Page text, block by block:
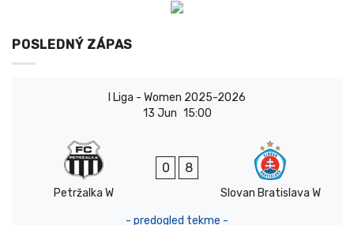
POSLEDNÝ ZÁPAS
I Liga - Women 2025-2026
13 Jun 15:00
Petržalka W
0 8
Slovan Bratislava W
- predogled tekme -